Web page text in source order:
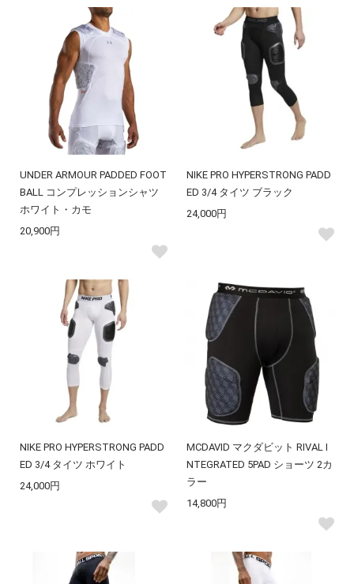
UNDER ARMOUR PADDED FOOT
BALL コンプレッションシャツ
ホワイト・カモ
20,900円
NIKE PRO HYPERSTRONG PADD
ED 3/4 タイツ ブラック
24,000円
NIKE PRO HYPERSTRONG PADD
ED 3/4 タイツ ホワイト
24,000円
MCDAVID マクダビット RIVAL I
NTEGRATED 5PAD ショーツ 2カ
ラー
14,800円